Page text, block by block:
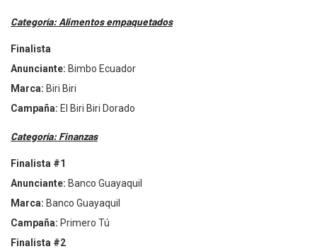
Categoría: Alimentos empaquetados
Finalista
Anunciante: Bimbo Ecuador
Marca: Biri Biri
Campaña: El Biri Biri Dorado
Categoría: Finanzas
Finalista #1
Anunciante: Banco Guayaquil
Marca: Banco Guayaquil
Campaña: Primero Tú
Finalista #2